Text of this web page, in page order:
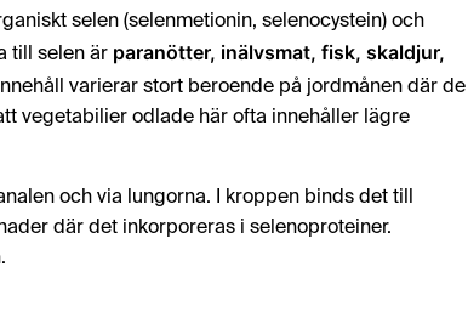
selen (selenmetionin, selenocystein) och
till selen är paranötter, inälvsmat, fisk, skaldjur,
varierar stort beroende på jordmånen där de
vegetabilier odlade här ofta innehåller lägre
och via lungorna. I kroppen binds det till
där det inkorporeras i selenoproteiner.